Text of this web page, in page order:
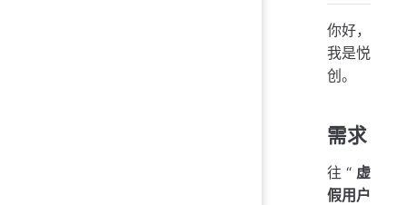
你好，
我是悦
创。
需求
往“ 虚
假用户